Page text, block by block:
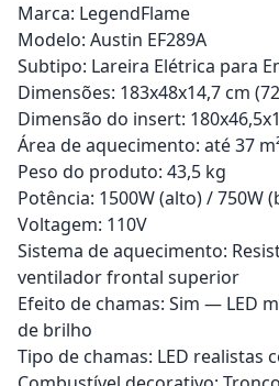
Marca: LegendFlame
Modelo: Austin EF289A
Subtipo: Lareira Elétrica para
Dimensões: 183x48x14,7 cm
Dimensão do insert:
Área de aquecimento: até 37
Peso do produto: 43,5 kg
Potência: 1500W (alto) / 750W
Voltagem: 110V
Sistema de aquecimento:
ventilador frontal superior
Efeito de chamas: Sim — LED
de brilho
Tipo de chamas: LED realistas